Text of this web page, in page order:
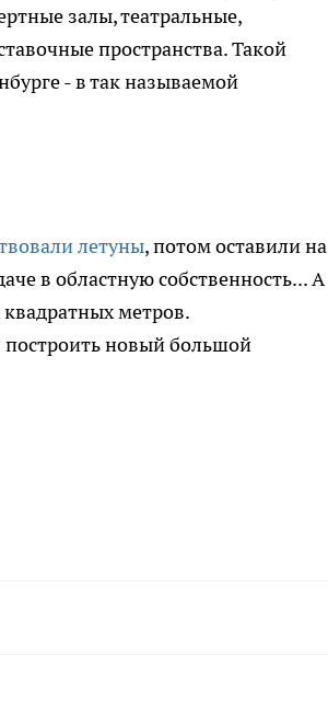
залы, театральные,
пространства. Такой
- в так называемой
летуны, потом оставили на
в областную собственность... А
метров.
новый большой